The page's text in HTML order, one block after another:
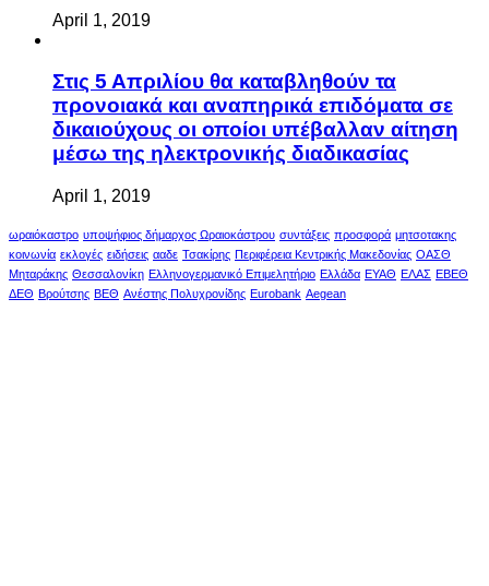
April 1, 2019
Στις 5 Απριλίου θα καταβληθούν τα
προνοιακά και αναπηρικά επιδόματα σε
δικαιούχους οι οποίοι υπέβαλλαν αίτηση
μέσω της ηλεκτρονικής διαδικασίας
April 1, 2019
ωραιόκαστρο υποψήφιος δήμαρχος Ωραιοκάστρου συντάξεις προσφορά μητσοτακης
κοινωνία εκλογές ειδήσεις ααδε Τσακίρης Περιφέρεια Κεντρικής Μακεδονίας ΟΑΣΘ
Μηταράκης Θεσσαλονίκη Ελληνογερμανικό Επιμελητήριο Ελλάδα ΕΥΑΘ ΕΛΑΣ ΕΒΕΘ
ΔΕΘ Βρούτσης ΒΕΘ Ανέστης Πολυχρονίδης Eurobank Aegean